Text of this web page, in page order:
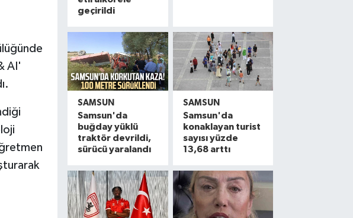
AI'
geçirildi
SAMSUN
Samsun'da
buğday yüklü
traktör devrildi,
sürücü yaralandı
SAMSUN
Samsun'da
konaklayan turist
sayısı yüzde
13,68 arttı